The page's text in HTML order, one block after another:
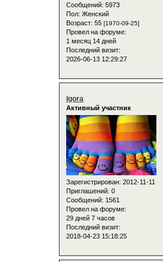
Сообщений: 5973
Пол: Женский
Возраст: 55 [1970-09-25]
Провел на форуме:
1 месяц 14 дней
Последний визит:
2026-06-13 12:29:27
Igora
Активный участник
Зарегистрирован: 2012-11-11
Приглашений: 0
Сообщений: 1561
Провел на форуме:
29 дней 7 часов
Последний визит:
2018-04-23 15:18:25